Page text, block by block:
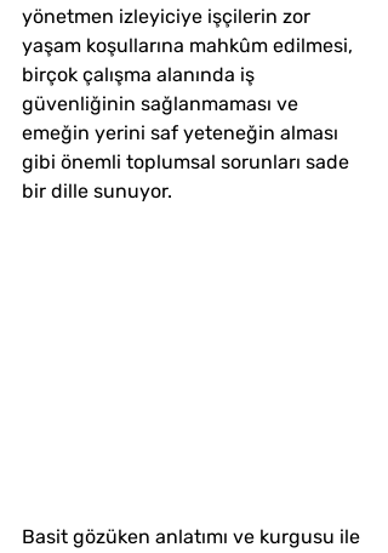
yönetmen izleyiciye işçilerin zor
yaşam koşullarına mahkûm edilmesi,
birçok çalışma alanında iş
güvenliğinin sağlanmaması ve
emeğin yerini saf yeteneğin alması
gibi önemli toplumsal sorunları sade
bir dille sunuyor.
Basit gözüken anlatımı ve kurgusu ile